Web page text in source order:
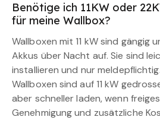
Benötige ich 11KW oder
für meine Wallbox?
Wallboxen mit 11 kW sind gängig
Akkus über Nacht auf. Sie sind
installieren und nur
Wallboxen sind auf 11 kW
aber schneller laden, wenn
Genehmigung und zusätzliche